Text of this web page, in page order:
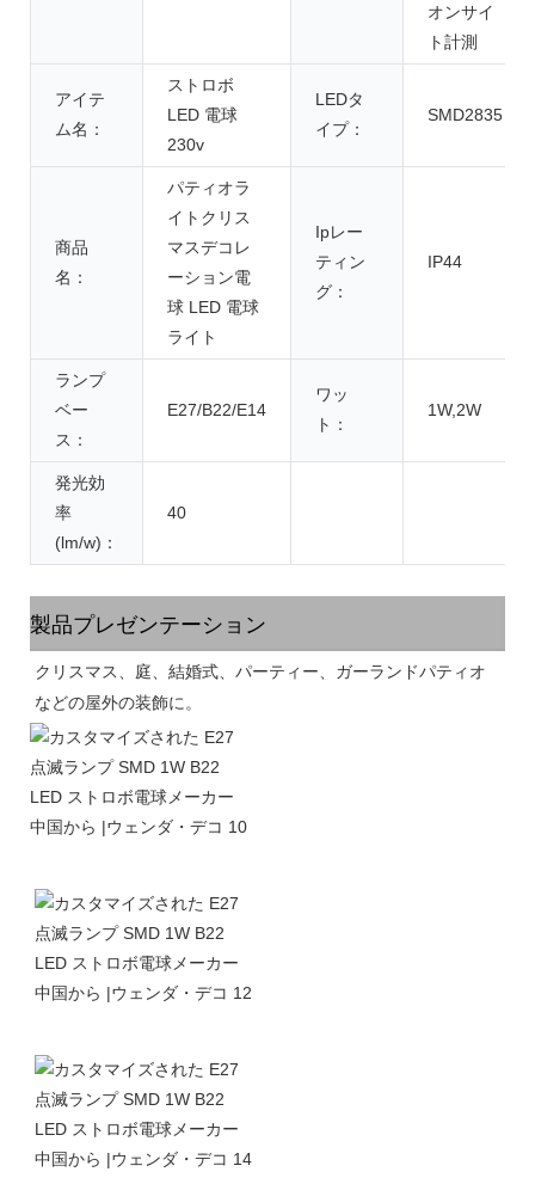
オンサイ
ト計測
アイテ
ム名：
ストロボ
LED 電球
230v
LEDタ
イプ：
SMD2835
商品
名：
パティオラ
イトクリス
マスデコレ
ーション電
球 LED 電球
ライト
Ipレー
ティン
グ：
IP44
ランプ
ベー
ス：
E27/B22/E14
ワッ
ト：
1W,2W
発光効
率
(lm/w)：
40
製品プレゼンテーション
クリスマス、庭、結婚式、パーティー、ガーランドパティオ
などの屋外の装飾に。